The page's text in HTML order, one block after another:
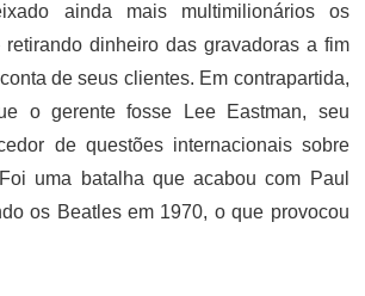
ainda mais multimilionários os
dinheiro das gravadoras a fim
de seus clientes. Em contrapartida,
o gerente fosse Lee Eastman, seu
de questões internacionais sobre
uma batalha que acabou com Paul
os Beatles em 1970, o que provocou